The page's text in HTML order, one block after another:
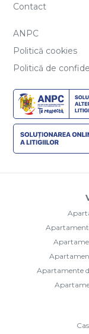
Contact
ANPC
Politică cookies
Politică de
Apartamente